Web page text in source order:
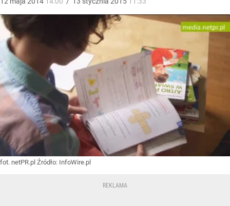
fot. netPR.pl Źródło: InfoWire.pl